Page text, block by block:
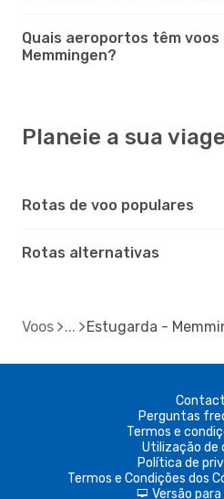
Quais aeroportos têm
Memmingen?
Planeie a sua
Rotas de voo populares
Rotas alternativas
Voos Estugarda -
Perguntas
Termos e
Utilização de
Política de
Termos e Condições dos
d Versão